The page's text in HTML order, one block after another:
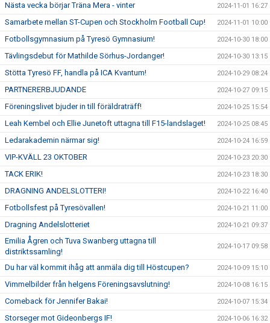
Nästa vecka börjar Träna Mera - vinter 2024-11-01 16:27
Samarbete mellan ST-Cupen och Stockholm Football Cup! 2024-11-01 10:00
Fotbollsgymnasium på Tyresö Gymnasium! 2024-10-30 18:00
Tävlingsdebut för Mathilde Sörhus-Jordanger! 2024-10-30 13:15
Stötta Tyresö FF, handla på ICA Kvantum! 2024-10-29 08:24
PARTNERERBJUDANDE 2024-10-27 09:15
Föreningslivet bjuder in till föräldraträff! 2024-10-25 15:54
Leah Kembel och Ellie Junetoft uttagna till F15-landslaget! 2024-10-25 08:45
Ledarakademin närmar sig! 2024-10-24 16:59
VIP-KVÄLL 23 OKTOBER 2024-10-23 20:30
TACK ERIK! 2024-10-23 18:30
DRAGNING ANDELSLOTTERI! 2024-10-22 16:40
Fotbollsfest på Tyresövallen! 2024-10-21 11:00
Dragning Andelslotteriet 2024-10-21 09:37
Emilia Ågren och Tuva Swanberg uttagna till
distriktssamling!
2024-10-17 09:58
Du har väl kommit ihåg att anmäla dig till Höstcupen? 2024-10-09 15:10
Vimmelbilder från helgens Föreningsavslutning! 2024-10-08 16:15
Comeback för Jennifer Bakai! 2024-10-07 15:34
Storseger mot Gideonbergs IF! 2024-10-06 16:32